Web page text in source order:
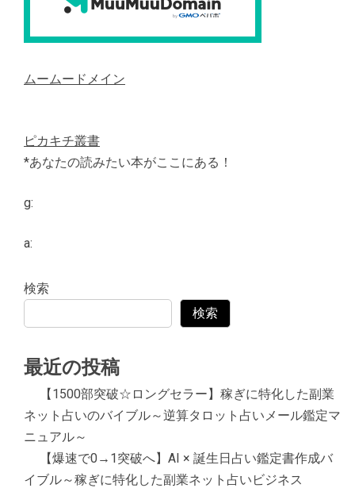
ムームードメイン
ピカキチ叢書
*あなたの読みたい本がここにある！
g:
a:
検索
検索
最近の投稿
【1500部突破☆ロングセラー】稼ぎに特化した副業
ネット占いのバイブル～逆算タロット占いメール鑑定マ
ニュアル～
【爆速で0→1突破へ】AI × 誕生日占い鑑定書作成バ
イブル～稼ぎに特化した副業ネット占いビジネス